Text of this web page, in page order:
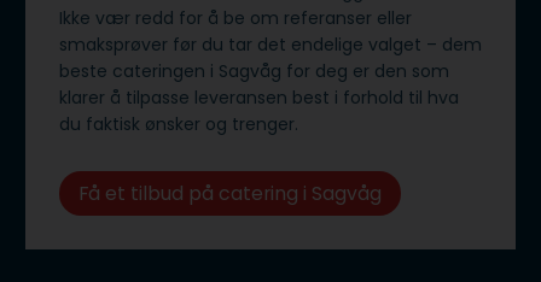
Ikke vær redd for å be om referanser eller
smaksprøver før du tar det endelige valget – dem
beste cateringen i Sagvåg for deg er den som
klarer å tilpasse leveransen best i forhold til hva
du faktisk ønsker og trenger.
Få et tilbud på catering i Sagvåg